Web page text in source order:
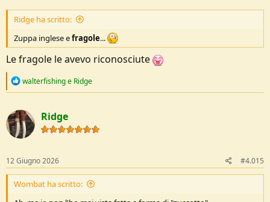
Ridge ha scritto:
Zuppa inglese efragole...
Le fragole le avevo riconosciute
R
c
t
i
o
s
:
walterfishinge Ridge
Ridge
12 Giugno 2026 #4.015
Wombat ha scritto: